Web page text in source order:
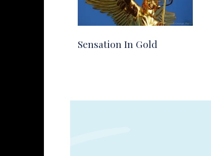
Sensation In Gold